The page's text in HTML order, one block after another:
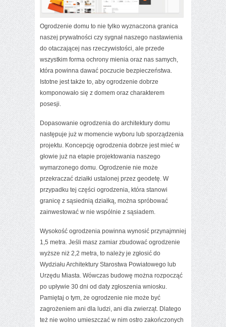
Ogrodzenie domu to nie tylko wyznaczona granica
naszej prywatności czy sygnał naszego nastawienia
do otaczającej nas rzeczywistości, ale przede
wszystkim forma ochrony mienia oraz nas samych,
która powinna dawać poczucie bezpieczeństwa.
Istotne jest także to, aby ogrodzenie dobrze
komponowało się z domem oraz charakterem
posesji.
Dopasowanie ogrodzenia do architektury domu
następuje już w momencie wyboru lub sporządzenia
projektu. Koncepcję ogrodzenia dobrze jest mieć w
głowie już na etapie projektowania naszego
wymarzonego domu. Ogrodzenie nie może
przekraczać działki ustalonej przez geodetę. W
przypadku tej części ogrodzenia, która stanowi
granicę z sąsiednią działką, można spróbować
zainwestować w nie wspólnie z sąsiadem.
Wysokość ogrodzenia powinna wynosić przynajmniej
1,5 metra. Jeśli masz zamiar zbudować ogrodzenie
wyższe niż 2,2 metra, to należy je zgłosić do
Wydziału Architektury Starostwa Powiatowego lub
Urzędu Miasta. Wówczas budowę można rozpocząć
po upływie 30 dni od daty zgłoszenia wniosku.
Pamiętaj o tym, że ogrodzenie nie może być
zagrożeniem ani dla ludzi, ani dla zwierząt. Dlatego
też nie wolno umieszczać w nim ostro zakończonych